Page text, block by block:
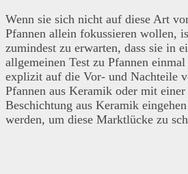
Wenn sie sich nicht auf diese Art
Pfannen allein fokussieren wollen,
zumindest zu erwarten, dass sie in
allgemeinen Test zu Pfannen einmal
explizit auf die Vor- und Nachteile
Pfannen aus Keramik oder mit einer
Beschichtung aus Keramik eingehen
werden, um diese Marktlücke zu